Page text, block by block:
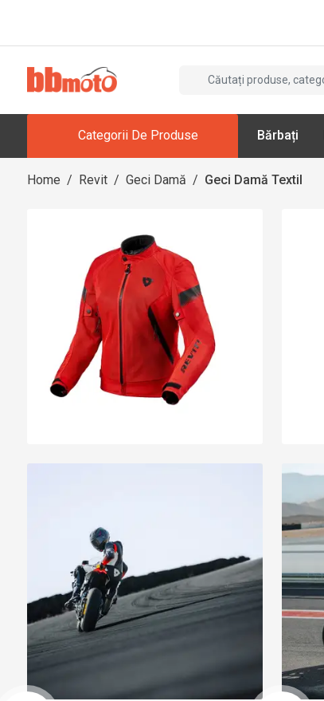
Categorii De Produse Bărbați
Home / Revit / Geci Damă / Geci Damă Textil